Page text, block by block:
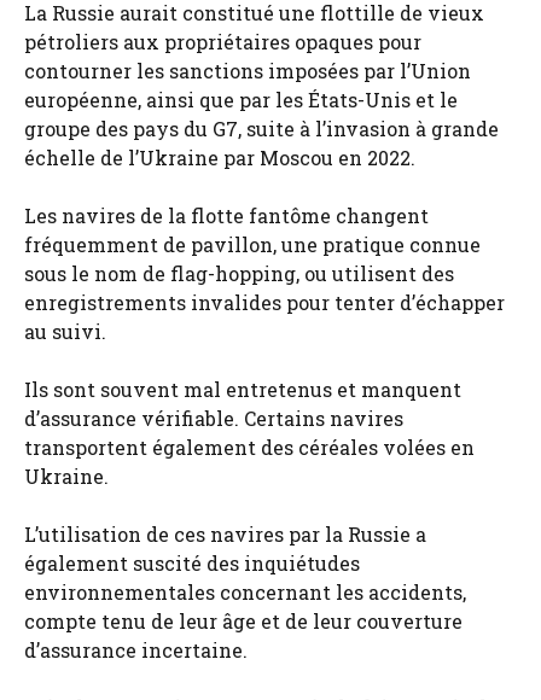
La Russie aurait constitué une flottille de vieux
pétroliers aux propriétaires opaques pour
contourner les sanctions imposées par l’Union
européenne, ainsi que par les États-Unis et le
groupe des pays du G7, suite à l’invasion à grande
échelle de l’Ukraine par Moscou en 2022.
Les navires de la flotte fantôme changent
fréquemment de pavillon, une pratique connue
sous le nom de flag-hopping, ou utilisent des
enregistrements invalides pour tenter d’échapper
au suivi.
Ils sont souvent mal entretenus et manquent
d’assurance vérifiable. Certains navires
transportent également des céréales volées en
Ukraine.
L’utilisation de ces navires par la Russie a
également suscité des inquiétudes
environnementales concernant les accidents,
compte tenu de leur âge et de leur couverture
d’assurance incertaine.